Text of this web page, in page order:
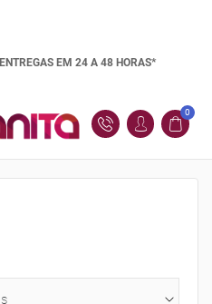
ENTREGAS EM 24 A 48 HORAS*
0